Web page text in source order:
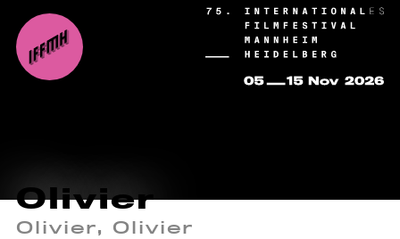
Olivier
Olivier, Olivier